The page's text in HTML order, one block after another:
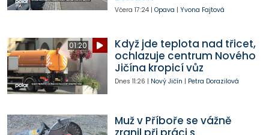
Včera 17:24| Opava | Yvona Fajtová
01:20
Když jde teplota nad třicet,
ochlazuje centrum Nového
Jičína kropicí vůz
Dnes 11:26 | Nový Jičín | Petra Dorazilová
Muž v Příboře se vážně